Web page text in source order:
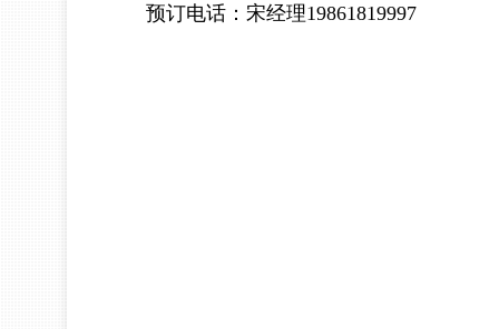
预订电话：宋经理19861819997